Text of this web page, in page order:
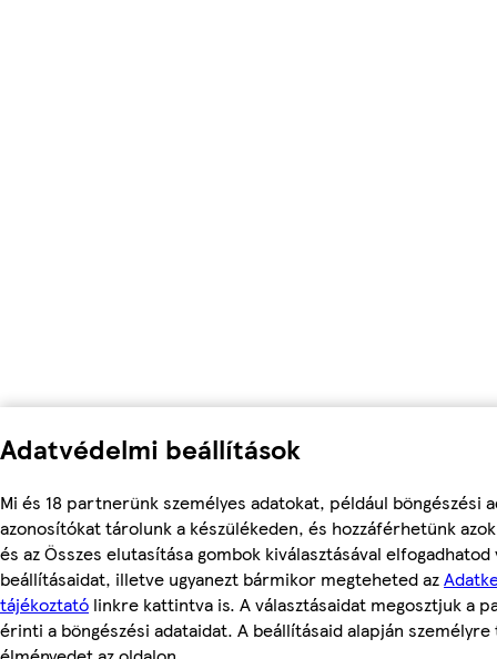
Adatvédelmi beállítások
Mi és 18 partnerünk személyes adatokat, például böngészési
azonosítókat tárolunk a készülékeden, és hozzáférhetünk
és az Összes elutasítása gombok kiválasztásával
beállításaidat, illetve ugyanezt bármikor megteheted az
tájékoztató linkre kattintva is. A választásaidat megosztjuk a
érinti a böngészési adataidat. A beállításaid alapján